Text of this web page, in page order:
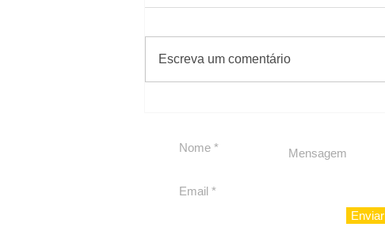
Escreva um comentário
#Sugestões
Enviar